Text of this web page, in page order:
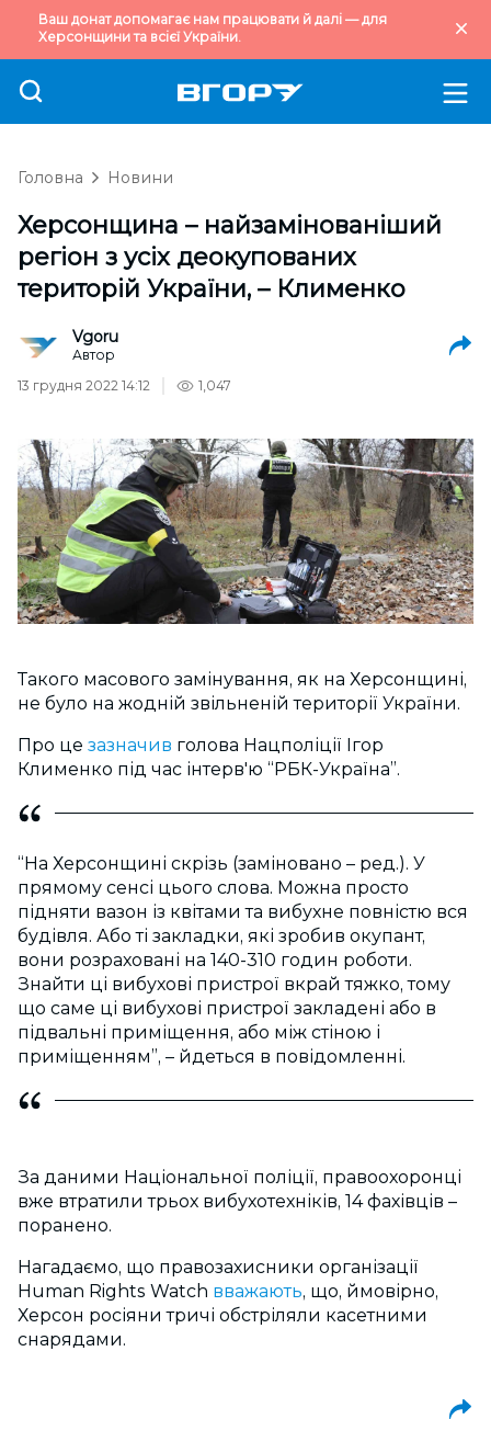
Ваш донат допомагає нам працювати й далі — для
Херсонщини та всієї України.
Головна Новини
Херсонщина – найзамінованіший
регіон з усіх деокупованих
територій України, – Клименко
Vgoru
Автор
13 грудня 2022 14:12
1,047
Такого масового замінування, як на Херсонщині,
не було на жодній звільненій території України.
Про це зазначив голова Нацполіції Ігор
Клименко під час інтерв'ю “РБК-Україна”.
“На Херсонщині скрізь (заміновано – ред.). У
прямому сенсі цього слова. Можна просто
підняти вазон із квітами та вибухне повністю вся
будівля. Або ті закладки, які зробив окупант,
вони розраховані на 140-310 годин роботи.
Знайти ці вибухові пристрої вкрай тяжко, тому
що саме ці вибухові пристрої закладені або в
підвальні приміщення, або між стіною і
приміщенням”, – йдеться в повідомленні.
За даними Національної поліції, правоохоронці
вже втратили трьох вибухотехніків, 14 фахівців –
поранено.
Нагадаємо, що правозахисники організації
Human Rights Watch вважають, що, ймовірно,
Херсон росіяни тричі обстріляли касетними
снарядами.